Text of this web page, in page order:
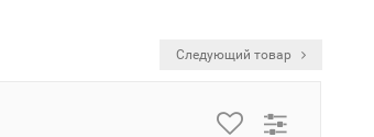
Следующий товар